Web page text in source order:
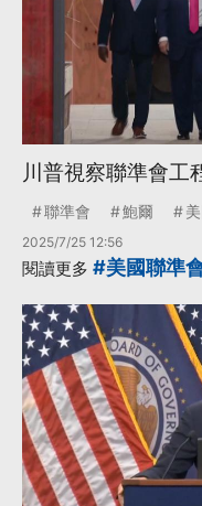
川普視察聯準會工
聯準會 鮑爾
2025/7/25 12:56
閱讀更多 #美國聯準